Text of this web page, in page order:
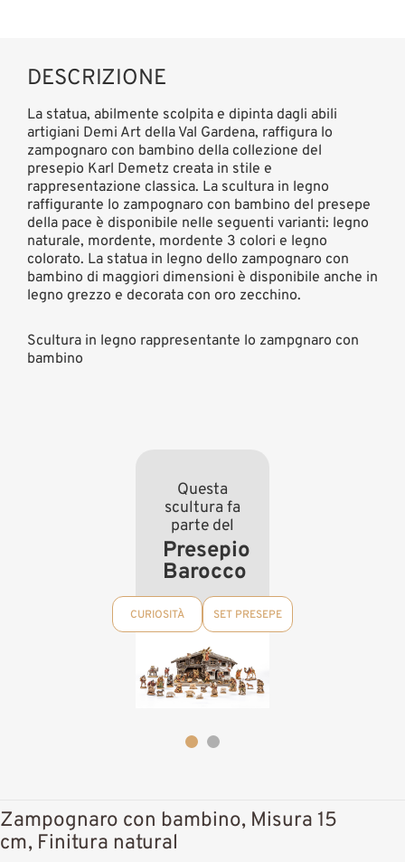
DESCRIZIONE
La statua, abilmente scolpita e dipinta dagli abili
artigiani Demi Art della Val Gardena, raffigura lo
zampognaro con bambino della collezione del
presepio Karl Demetz creata in stile e
rappresentazione classica. La scultura in legno
raffigurante lo zampognaro con bambino del presepe
della pace è disponibile nelle seguenti varianti: legno
naturale, mordente, mordente 3 colori e legno
colorato. La statua in legno dello zampognaro con
bambino di maggiori dimensioni è disponibile anche in
legno grezzo e decorata con oro zecchino.
Scultura in legno rappresentante lo zampgnaro con
bambino
Questa
scultura fa
parte del
Presepio
Barocco
CURIOSITÀ SET PRESEPE
Zampognaro con bambino, Misura 15
cm, Finitura natural